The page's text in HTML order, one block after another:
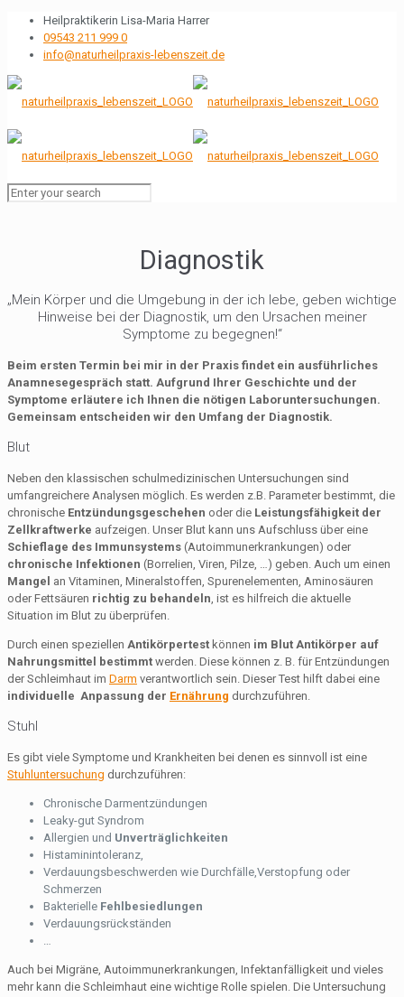
Heilpraktikerin Lisa-Maria Harrer
09543 211 999 0
info@naturheilpraxis-lebenszeit.de
Diagnostik
„Mein Körper und die Umgebung in der ich lebe, geben wichtige
Hinweise bei der Diagnostik, um den Ursachen meiner
Symptome zu begegnen!“
Beim ersten Termin bei mir in der Praxis findet ein ausführliches
Anamnesegespräch statt. Aufgrund Ihrer Geschichte und der
Symptome erläutere ich Ihnen die nötigen Laboruntersuchungen.
Gemeinsam entscheiden wir den Umfang der Diagnostik.
Blut
Neben den klassischen schulmedizinischen Untersuchungen sind
umfangreichere Analysen möglich. Es werden z.B. Parameter bestimmt, die
chronische Entzündungsgeschehen oder die Leistungsfähigkeit der
Zellkraftwerke aufzeigen. Unser Blut kann uns Aufschluss über eine
Schieflage des Immunsystems (Autoimmunerkrankungen) oder
chronische Infektionen (Borrelien, Viren, Pilze, …) geben. Auch um einen
Mangel an Vitaminen, Mineralstoffen, Spurenelementen, Aminosäuren
oder Fettsäuren richtig zu behandeln , ist es hilfreich die aktuelle
Situation im Blut zu überprüfen.
Durch einen speziellen Antikörpertest können im Blut Antikörper auf
Nahrungsmittel bestimmt werden. Diese können z. B. für Entzündungen
der Schleimhaut im Darm verantwortlich sein. Dieser Test hilft dabei eine
individuelle Anpassung der Ernährung durchzuführen.
Stuhl
Es gibt viele Symptome und Krankheiten bei denen es sinnvoll ist eine
Stuhluntersuchung durchzuführen:
Chronische Darmentzündungen
Leaky-gut Syndrom
Allergien und Unverträglichkeiten
Histaminintoleranz,
Verdauungsbeschwerden wie Durchfälle,Verstopfung oder
Schmerzen
Bakterielle Fehlbesiedlungen
Verdauungsrückständen
Auch bei Migräne, Autoimmunerkrankungen, Infektanfälligkeit und vieles
mehr kann die Schleimhaut eine wichtige Rolle spielen. Die Untersuchung